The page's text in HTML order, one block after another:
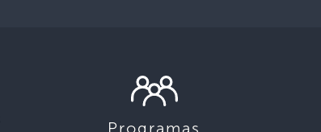
Programas